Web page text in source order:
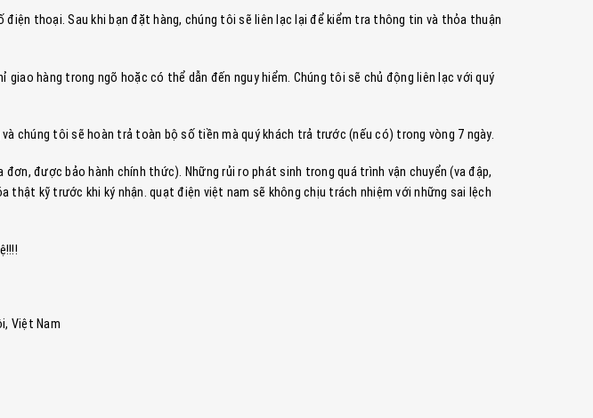
thoại. Sau khi bạn đặt hàng, chúng tôi sẽ liên lạc lại để kiểm tra thông tin và thỏa thuận
hàng trong ngõ hoặc có thể dẫn đến nguy hiểm. Chúng tôi sẽ chủ động liên lạc với quý
chúng tôi sẽ hoàn trả toàn bộ số tiền mà quý khách trả trước (nếu có) trong vòng 7 ngày.
được bảo hành chính thức). Những rủi ro phát sinh trong quá trình vận chuyển (va đập,
kỹ trước khi ký nhận. quạt điện việt nam sẽ không chịu trách nhiệm với những sai lệch
Việt Nam